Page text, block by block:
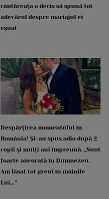
cântăreața a decis să spună tot
adevărul despre mariajul ei
eșuat
Despărțirea momentului în
România! Și-au spus adio după 2
copii și mulți ani împreună. „Sunt
foarte ancorată în Dumnezeu.
Am lăsat tot greul în mâinile
Lui...”